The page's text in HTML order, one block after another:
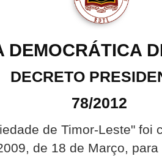
DEMOCRÁTICA
DECRETO
78/2012
de Timor-Leste" foi
de 18 de Março,